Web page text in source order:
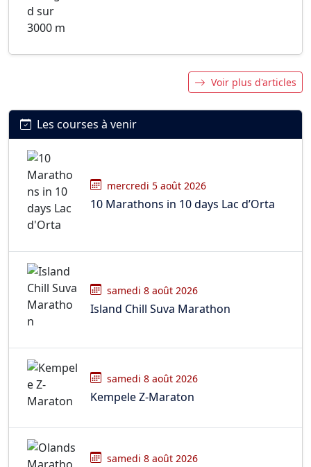
Voir plus d'articles
Les courses à venir
mercredi 5 août 2026
10 Marathons in 10 days Lac d’Orta
samedi 8 août 2026
Island Chill Suva Marathon
samedi 8 août 2026
Kempele Z-Maraton
samedi 8 août 2026